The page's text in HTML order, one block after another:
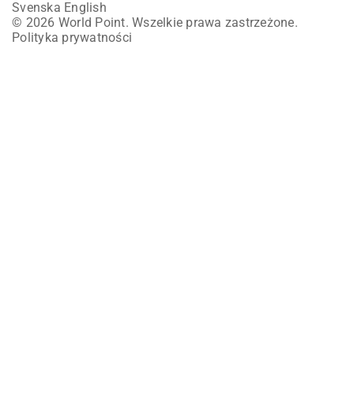
Svenska English
© 2026 World Point. Wszelkie prawa zastrzeżone.
Polityka prywatności